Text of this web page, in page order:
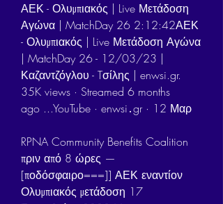
ΑΕΚ - Ολυμπιακός | Live Μετάδοση
Αγώνα | MatchDay 26 2:12:42ΑΕΚ
- Ολυμπιακός | Live Μετάδοση Αγώνα
| MatchDay 26 - 12/03/23 |
Καζαντζόγλου - Tσίλης | enwsi.gr.
35K views · Streamed 6 months
ago ...YouTube · enwsi․gr · 12 Μαρ
RPNA Community Benefits Coalition
πριν από 8 ώρες —
[ποδόσφαιρο===]] ΑΕΚ εναντίον
Ολυμπιακός μετάδοση 17